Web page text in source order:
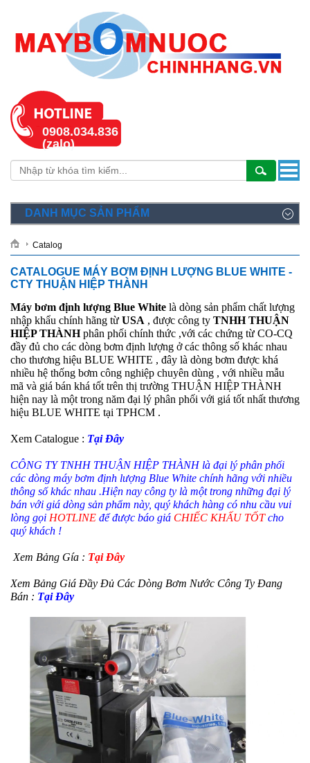
0908.034.836
(zalo)
DANH MỤC SẢN PHẨM
Catalog
CATALOGUE MÁY BƠM ĐỊNH LƯỢNG BLUE WHITE -
CTY THUẬN HIỆP THÀNH
Máy bơm định lượng Blue White là dòng sản phẩm chất lượng
nhập khẩu chính hãng từ USA , được công ty TNHH THUẬN
HIỆP THÀNHphân phối chính thức ,với các chứng từ CO-CQ
đầy đủ cho các dòng bơm định lượng ở các thông số khác nhau
cho thương hiệu BLUE WHITE , đây là dòng bơm được khá
nhiều hệ thống bơm công nghiệp chuyên dùng , với nhiều mẫu
mã và giá bán khá tốt trên thị trường THUẬN HIỆP THÀNH
hiện nay là một trong năm đại lý phân phối với giá tốt nhất thương
hiệu BLUE WHITE tại TPHCM .
Xem Catalogue : Tại Đây
CÔNG TY TNHH THUẬN HIỆP THÀNH là đại lý phân phối
các dòng máy bơm định lượng Blue White chính hãng với nhiều
thông số khác nhau .Hiện nay công ty là một trong những đại lý
bán với giá dòng sản phẩm này, quý khách hàng có nhu cầu vui
lòng gọi HOTLINE để được báo giá CHIẾC KHẤU TỐTcho
quý khách !
Xem Bảng Gía : Tại Đây
Xem Bảng Giá Đầy Đủ Các Dòng Bơm Nước Công Ty Đang
Bán : Tại Đây